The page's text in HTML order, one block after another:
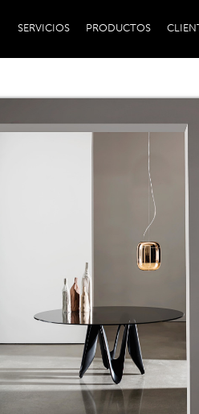
SERVICIOS PRODUCTOS